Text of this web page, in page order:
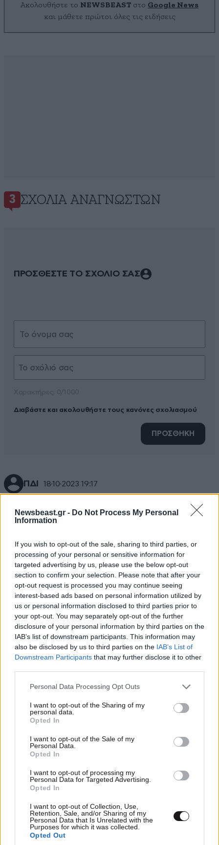
Newsbeast.gr - Do Not Process My Personal
Information
If you wish to opt-out of the sale, sharing to third parties, or
processing of your personal or sensitive information for
targeted advertising by us, please use the below opt-out
section to confirm your selection. Please note that after your
opt-out request is processed you may continue seeing
interest-based ads based on personal information utilized by
us or personal information disclosed to third parties prior to
your opt-out. You may separately opt-out of the further
disclosure of your personal information by third parties on the
IAB’s list of downstream participants. This information may
also be disclosed by us to third parties on the IAB’s List of
Downstream Participants that may further disclose it to other
Please note that this website/app uses one or more Google
not limited to your visit or usage behaviour. You may click to
grant or deny consent to Google and its third-party tags to
use your data for below specified purposes in below Google
consent section.
Personal Data Processing Opt Outs
I want to opt-out of the Sharing of my
personal data.
Opted In
I want to opt-out of the Sale of my
Personal Data.
Opted In
I want to opt-out of processing my
Personal Data for Targeted Advertising.
Opted In
I want to opt-out of Collection, Use,
Retention, Sale, and/or Sharing of my
Personal Data that Is Unrelated with the
Purposes for which it was collected.
Opted Out
Ακολουθήστε το NEWSBEAST στο Google News
και μάθετε πρώτοι όλες τις ειδήσεις
3 ΣΧΌΛΙΑ ΑΝΑΓΝΩΣΤΏΝ
ΠΡΟΣΘΕΣΤΕ ΤΟ ΣΧΟΛΙΟ ΣΑΣ
Διαβάστε και ακολουθήστε τους κανόνες σχολιασμού
ΠΡΟΣΘΗΚΗ
ΠΔΙ 18·10·2023 19:17
ΒΛΑΚΕΣ ΝΑ ΣΤΡΕΨΟΥΝ ΤΟΝ ΚΟΣΜΟ ΠΟΥ ΤΩΡΑ
ΤΖΙΧΑΝΤΙΣΤΕΣ ΠΟΥ ΔΕΝ ΤΟΥΣ ΝΟΙΑΖΕΙ ΓΙΑ
ΚΑΝΕΝΑΝ ΠΑΡΑ ΜΟΝΟ ΓΙΑ ΤΟ ΣΤΟΧΟ ΠΟΥ ΕΧΟΥΝ
ΒΑΛΕΙ.-
Απαντήστε 0
Εισαι ασχετος 19·10·2023 13:07
Ταιριαζει απολυτα στο Ισραηλ. Απο την αρχη
τους, το 1948 στην «σφαγη του Μασμαφ»
παιδια πριν τους κλεψουν τα σπιτια!!!!! Αυτα τα
εκανε το IDF του Ισραηλ και ειναι απο δικα τους
στοιχεια. Στο σημερα, οι ιδιοι παλι
παραδεχτηκαν την επιθεση στο νοσοκομειο και
μερικοι αναισθητοι προσπαθειτε να μας πεισετε
για το αντιθετο. Πραγματικα ντροπη σου αν τα
δεν γνωριζεις, σε παρακαλω πολυ ενημερωσου
καλυτερα γιατι διαβαζει τοσος κοσμος..
Απαντήστε